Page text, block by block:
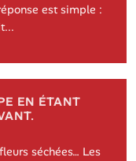
est simple :
EN ÉTANT
séchées… Les